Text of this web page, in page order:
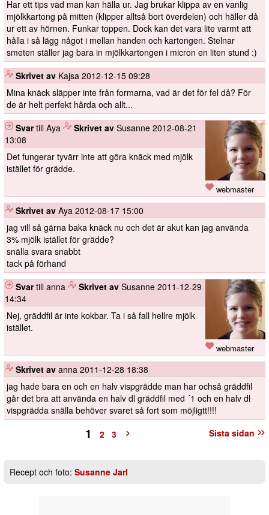
Har ett tips vad man kan hälla ur. Jag brukar klippa av en vanlig
mjölkkartong på mitten (klipper alltså bort överdelen) och häller då
ur ett av hörnen. Funkar toppen. Dock kan det vara lite varmt att
hålla i så lägg något i mellan handen och kartongen. Stelnar
smeten ställer jag bara in mjölkkartongen i micron en liten stund :)
Skrivet av Kajsa 2012-12-15 09:28
Mina knäck släpper inte från formarna, vad är det för fel då? För
de är helt perfekt hårda och allt...
webmaster
Svartill Aya Skrivet av Susanne 2012-08-21
13:08
Det fungerar tyvärr inte att göra knäck med mjölk
istället för grädde.
Skrivet av Aya 2012-08-17 15:00
jag vill så gärna baka knäck nu och det är akut kan jag använda
3% mjölk istället för grädde?
snälla svara snabbt
tack på förhand
webmaster
Svartill anna Skrivet av Susanne 2011-12-29
14:34
Nej, gräddfil är inte kokbar. Ta i så fall hellre mjölk
istället.
Skrivet av anna 2011-12-28 18:38
jag hade bara en och en halv vispgrädde man har ochså gräddfil
går det bra att använda en halv dl gräddfil med ´1 och en halv dl
vispgrädda snälla behöver svaret så fort som möjligtt!!!!
Sista sidan
1 2 3
Recept och foto: Susanne Jarl